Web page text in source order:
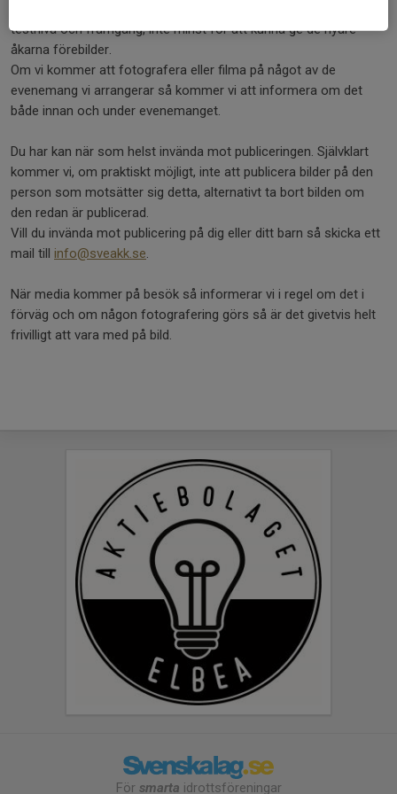
testnivå och framgång, inte minst för att kunna ge de nyare
åkarna förebilder.
Om vi kommer att fotografera eller filma på något av de
evenemang vi arrangerar så kommer vi att informera om det
både innan och under evenemanget.
Du har kan när som helst invända mot publiceringen. Självklart
kommer vi, om praktiskt möjligt, inte att publicera bilder på den
person som motsätter sig detta, alternativt ta bort bilden om
den redan är publicerad.
Vill du invända mot publicering på dig eller ditt barn så skicka ett
mail till info@sveakk.se.
När media kommer på besök så informerar vi i regel om det i
förväg och om någon fotografering görs så är det givetvis helt
frivilligt att vara med på bild.
För smarta idrottsföreningar